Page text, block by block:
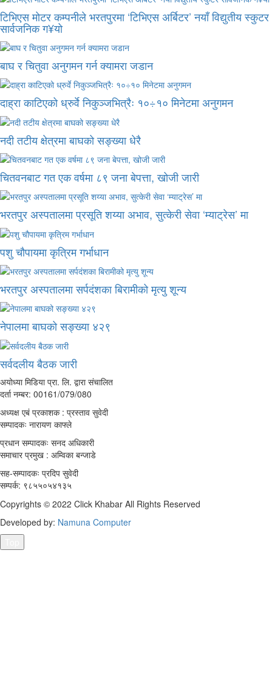
टिभिएस मोटर कम्पनीले भरतपुरमा ‘टिभिएस अर्बिटर’ नयाँ विद्युतीय स्कुटर
सार्वजनिक ग¥यो
बाघ र चितुवा अनुगमन गर्न क्यामरा जडान
दाह्रा काटिएको ध्रुर्वे निकुञ्जभित्रैः १०÷१० मिनेटमा अनुगमन
नदी तटीय क्षेत्रमा बाघको सङ्ख्या धेरै
चितवनबाट गत एक वर्षमा ८९ जना बेपत्ता, खोजी जारी
भरतपुर अस्पतालमा प्रसूति शय्या अभाव, सुत्केरी सेवा ‘म्याट्रेस’ मा
पशु चौपायमा कृत्रिम गर्भाधान
भरतपुर अस्पतालमा सर्पदंशका बिरामीको मृत्यु शून्य
नेपालमा बाघको सङ्ख्या ४२९
सर्वदलीय बैठक जारी
अयोध्या मिडिया प्रा. लि. द्वारा संचालित
दर्ता नम्बर: 00161/079/080
अध्यक्ष एबं प्रकाशक : प्रस्ताव सुवेदी
सम्पादकः नारायण काफ्ले
प्रधान सम्पादकः सनद अधिकारी
समाचार प्रमुख : अम्विका बन्जाडे
सह-सम्पादकः प्रदिप सुवेदी
सम्पर्क: ९८५५०५४१३५
Copyrights © 2022 Click Khabar All Rights Reserved
Developed by: Namuna Computer